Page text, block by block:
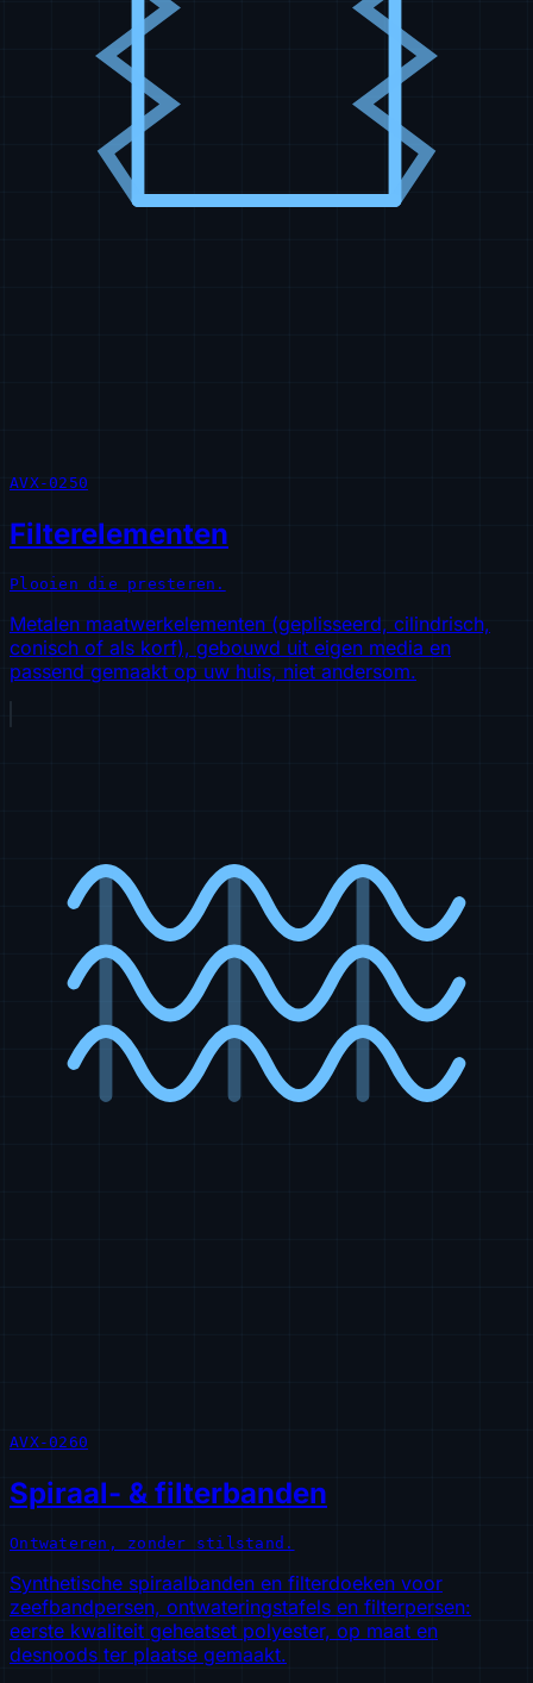
AVX-0250
Filterelementen
Plooien die presteren.
Metalen maatwerkelementen (geplisseerd, cilindrisch,
conisch of als korf), gebouwd uit eigen media en
passend gemaakt op uw huis, niet andersom.
AVX-0260
Spiraal- & filterbanden
Ontwateren, zonder stilstand.
Synthetische spiraalbanden en filterdoeken voor
zeefbandpersen, ontwateringstafels en filterpersen:
eerste kwaliteit geheatset polyester, op maat en
desnoods ter plaatse gemaakt.